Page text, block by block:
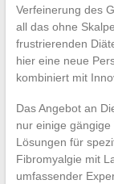
Verfeinerung des
all das ohne
frustrierenden
hier eine neue
kombiniert mit
Das Angebot an
nur einige
Lösungen für
Fibromyalgie mit
umfassender